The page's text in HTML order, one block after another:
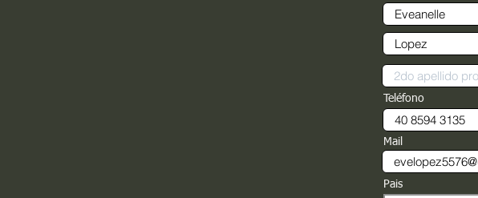
Teléfono
Mail
Pais